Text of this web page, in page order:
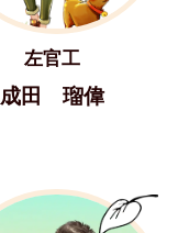
左官工
成田 瑠偉